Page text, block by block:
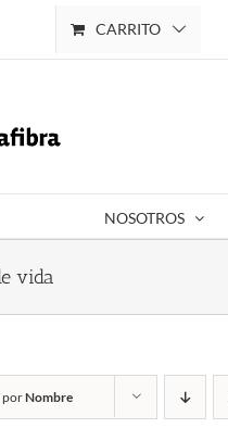
CARRITO
NOSOTROS
vida
porNombre